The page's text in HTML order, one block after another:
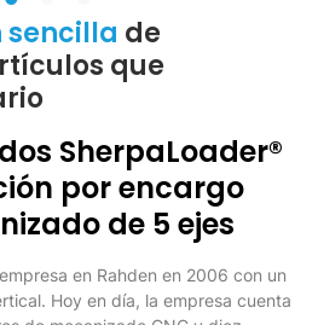
de
que
SherpaLoader®
por encargo
de 5 ejes
en Rahden en 2006 con un
Hoy en día, la empresa cuenta